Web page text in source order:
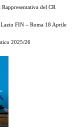
del CR
FIN – Roma 18 Aprile
2025/26